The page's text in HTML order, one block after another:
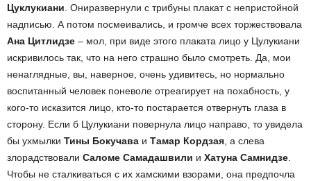
Цуклукиани . Ониразвернули с трибуны плакат с непристойной
надписью. А потом посмеивались, и громче всех торжествовала
Ана Цитлидзе – мол, при виде этого плаката лицо у Цулукиани
искривилось так, что на него страшно было смотреть. Да, мои
ненаглядные, вы, наверное, очень удивитесь, но нормально
воспитанный человек поневоле отреагирует на похабность, у
кого-то исказится лицо, кто-то постарается отвернуть глаза в
сторону. Если б Цулукиани повернула лицо направо, то увидела
бы ухмылки Тины Бокучава и Тамар Кордзая , а слева
злорадствовали Саломе Самадашвили и Хатуна Самнидзе
Чтобы не сталкиваться с их хамскими взорами, она предпочла